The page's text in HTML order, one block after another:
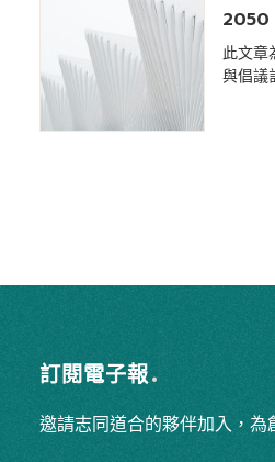
2050
此文章
與倡議
訂閱電子報
邀請志同道合的夥伴加入，